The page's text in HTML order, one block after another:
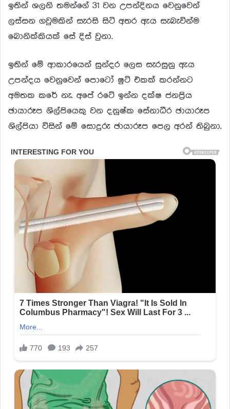
ඉතින් ශලනි තමන්ගේ 31 වන උපන්දිනය වෙනුවෙන්
ලස්සන ගවුමකින් සැරසි සිටි අතර ඇය සැබැවින්ම
බොනික්කියක් සේ දිස් වුනා.
ඉතින් මේ ආකාරයෙන් සුන්දර ලෙස සැරසුනු ඇය
උපන්දය වෙනුවෙන් පොටෝ ෂුට් එකක් කරන්නට
අමතක කරේ නැ. අපේ රටේ ඉන්න දක්ෂ ජනප්‍රිය
ඡායාරූප ශිල්පියෙකු වන දනුෂ්ක සේනාධීර ඡායාරූප
ශිල්පියා විසින් මේ සොදුරු ඡායාරූප පෙල අරන් තිබුනා.